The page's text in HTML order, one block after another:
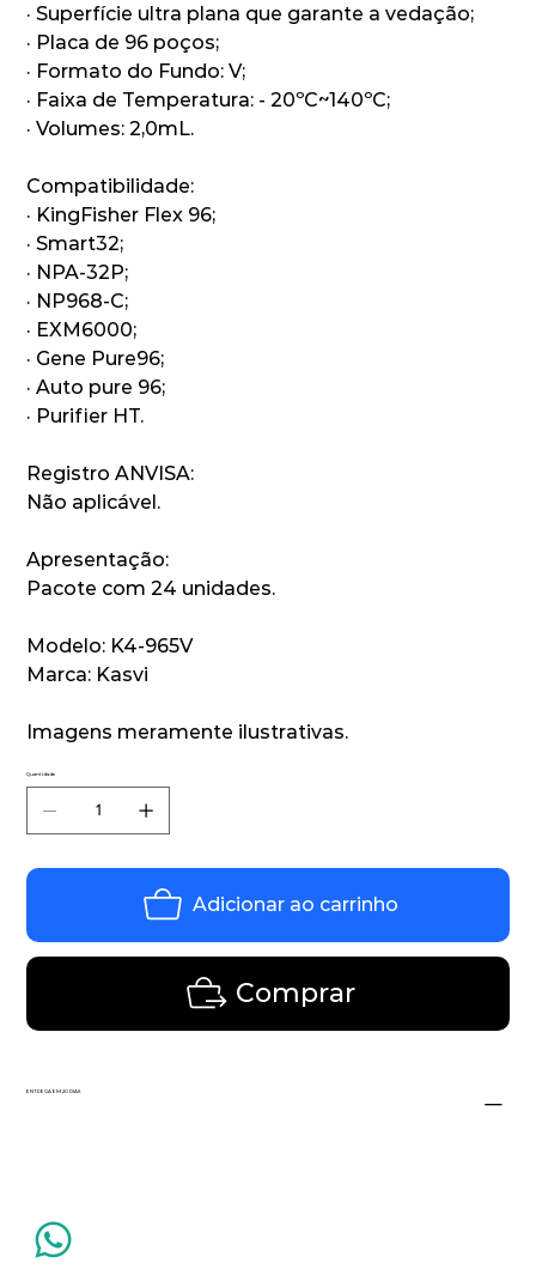
· Superfície ultra plana que garante a vedação;
· Placa de 96 poços;
· Formato do Fundo: V;
· Faixa de Temperatura: - 20ºC~140ºC;
· Volumes: 2,0mL.
Compatibilidade:
· KingFisher Flex 96;
· Smart32;
· NPA-32P;
· NP968-C;
· EXM6000;
· Gene Pure96;
· Auto pure 96;
· Purifier HT.
Registro ANVISA:
Não aplicável.
Apresentação:
Pacote com 24 unidades.
Modelo: K4-965V
Marca: Kasvi
Imagens meramente ilustrativas.
Quantidade
Adicionar ao carrinho
Comprar
ENTREGA EM 20 DIAS